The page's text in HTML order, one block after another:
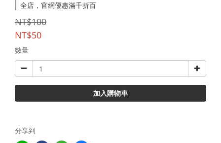
全店，官網優惠滿千折百
NT$100
NT$50
數量
加入購物車
分享到